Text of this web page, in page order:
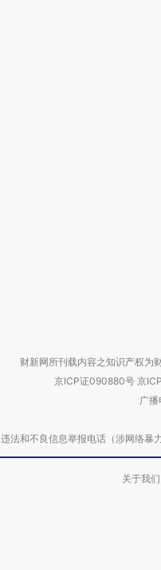
财新网所刊载内容之知识产权为
京ICP证090880号 京
广
违法和不良信息举报电话（涉网络
关于我们